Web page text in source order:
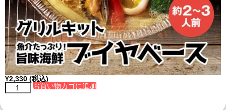
¥2,330 (税込)
お買い物カゴに追加